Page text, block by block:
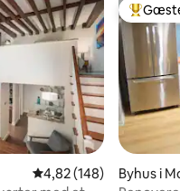
4,82 ud af 5 i
4,82 (148)
Bedste
Byhus i